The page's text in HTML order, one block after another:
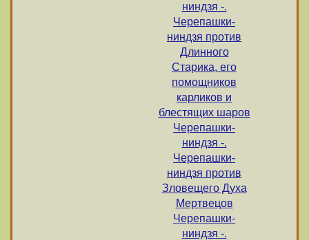
ниндзя -.
Черепашки-
ниндзя против
Длинного
Старика, его
помощников
карликов и
блестящих шаров
Черепашки-
ниндзя -.
Черепашки-
ниндзя против
Зловещего Духа
Мертвецов
Черепашки-
ниндзя -.